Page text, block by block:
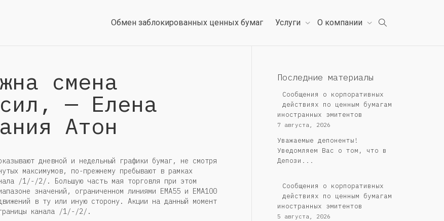
Обмен заблокированных ценных бумаг Услуги О компании
смена
— Елена
Атон
дневной и недельный графики бумаг, не смотря
максимумов, по-прежнему пребывают в рамках
/1/-/2/. Большую часть мая торговля при этом
значений, ограниченном линиями EMA55 и EMA100
в ту или иную сторону. Акции на данный момент
канала /1/-/2/.
Последние материалы
Сообщения о корпоративных
действиях по ценным бумагам
иностранных эмитентов
7 августа, 2026
Уважаемые депоненты!
Уведомляем Вас о том, что в
Депози...
Сообщения о корпоративных
действиях по ценным бумагам
иностранных эмитентов
5 августа, 2026